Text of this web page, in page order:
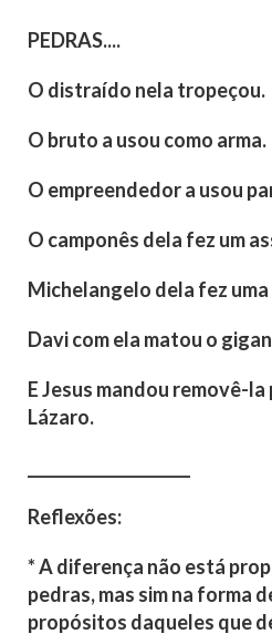
PEDRAS....
O distraído nela tropeçou.
O bruto a usou como arma.
O empreendedor a usou
O camponês dela fez um
Michelangelo dela fez
Davi com ela matou o
E Jesus mandou removê-
Lázaro.
Reflexões:
* A diferença não está
pedras,mas sim na forma
propósitos daqueles que